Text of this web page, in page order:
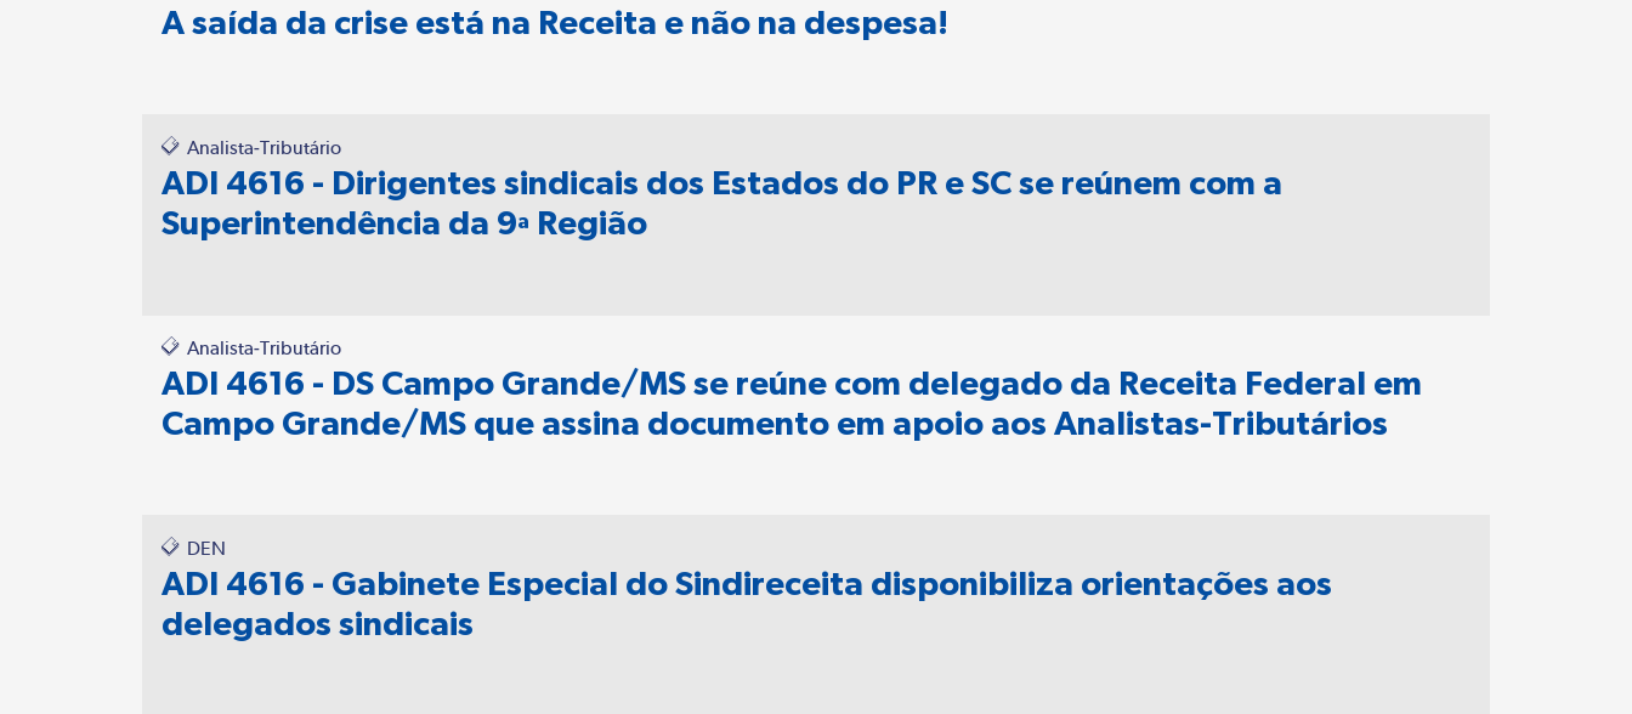
A saída da crise está na Receita e não na despesa!
Analista-Tributário
ADI 4616 - Dirigentes sindicais dos Estados do PR e SC se reúnem com a
Superintendência da 9ª Região
Analista-Tributário
ADI 4616 - DS Campo Grande/MS se reúne com delegado da Receita Federal em
Campo Grande/MS que assina documento em apoio aos Analistas-Tributários
DEN
ADI 4616 - Gabinete Especial do Sindireceita disponibiliza orientações aos
delegados sindicais